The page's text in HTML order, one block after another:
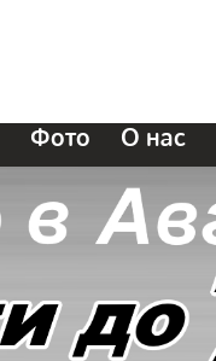
Фото О нас